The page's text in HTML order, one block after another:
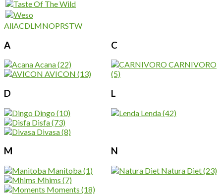
AllACDLMNOPRSTW
A
Acana(22)
AVICON (13)
C
CARNIVORO
(5)
D
Dingo (10)
Disfa(73)
Divasa(8)
L
Lenda(42)
M
Manitoba(1)
Mhims (7)
Moments (18)
N
Natura Diet(23)